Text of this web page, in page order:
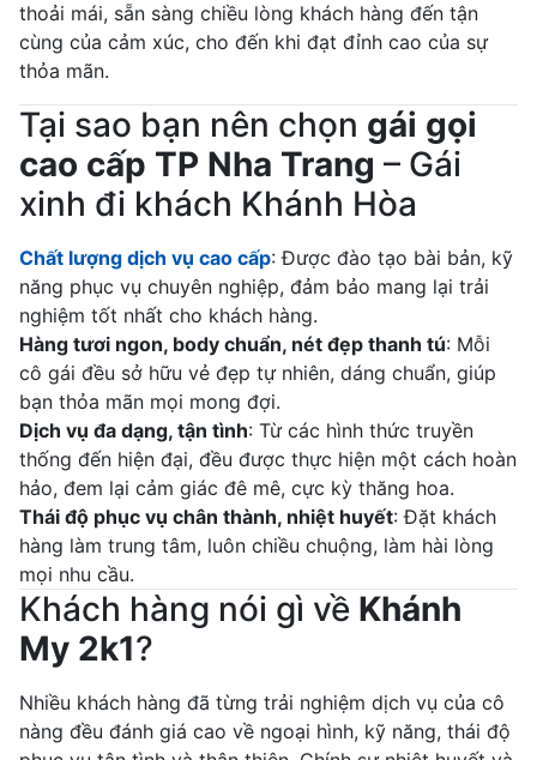
thoải mái, sẵn sàng chiều lòng khách hàng đến tận
cùng của cảm xúc, cho đến khi đạt đỉnh cao của sự
thỏa mãn.
Tại sao bạn nên chọn gái gọi
cao cấp TP Nha Trang – Gái
xinh đi khách Khánh Hòa
Chất lượng dịch vụ cao cấp: Được đào tạo bài bản, kỹ
năng phục vụ chuyên nghiệp, đảm bảo mang lại trải
nghiệm tốt nhất cho khách hàng.
Hàng tươi ngon, body chuẩn, nét đẹp thanh tú: Mỗi
cô gái đều sở hữu vẻ đẹp tự nhiên, dáng chuẩn, giúp
bạn thỏa mãn mọi mong đợi.
Dịch vụ đa dạng, tận tình: Từ các hình thức truyền
thống đến hiện đại, đều được thực hiện một cách hoàn
hảo, đem lại cảm giác đê mê, cực kỳ thăng hoa.
Thái độ phục vụ chân thành, nhiệt huyết: Đặt khách
hàng làm trung tâm, luôn chiều chuộng, làm hài lòng
mọi nhu cầu.
Khách hàng nói gì về Khánh
My 2k1?
Nhiều khách hàng đã từng trải nghiệm dịch vụ của cô
nàng đều đánh giá cao về ngoại hình, kỹ năng, thái độ